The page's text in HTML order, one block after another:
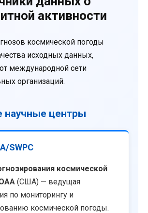
активности
космической погоды
исходных данных,
международной сети
организаций.
научные центры
SWPC
космической
(США) — ведущая
по мониторингу и
космической погоды.